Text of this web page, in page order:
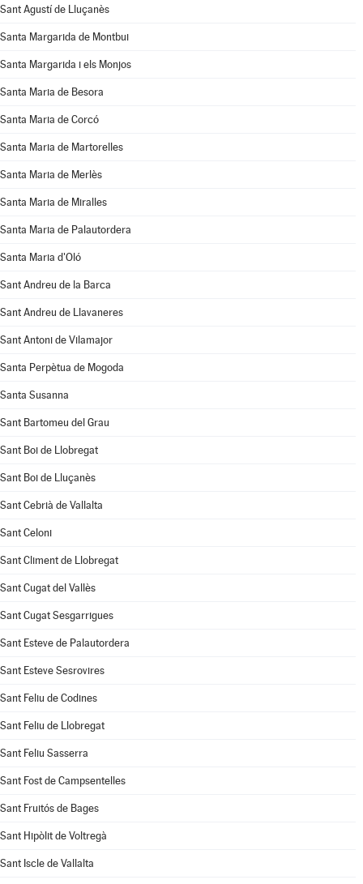
Sant Agustí de Lluçanès
Santa Margarida de Montbui
Santa Margarida i els Monjos
Santa Maria de Besora
Santa Maria de Corcó
Santa Maria de Martorelles
Santa Maria de Merlès
Santa Maria de Miralles
Santa Maria de Palautordera
Santa Maria d'Oló
Sant Andreu de la Barca
Sant Andreu de Llavaneres
Sant Antoni de Vilamajor
Santa Perpètua de Mogoda
Santa Susanna
Sant Bartomeu del Grau
Sant Boi de Llobregat
Sant Boi de Lluçanès
Sant Cebrià de Vallalta
Sant Celoni
Sant Climent de Llobregat
Sant Cugat del Vallès
Sant Cugat Sesgarrigues
Sant Esteve de Palautordera
Sant Esteve Sesrovires
Sant Feliu de Codines
Sant Feliu de Llobregat
Sant Feliu Sasserra
Sant Fost de Campsentelles
Sant Fruitós de Bages
Sant Hipòlit de Voltregà
Sant Iscle de Vallalta